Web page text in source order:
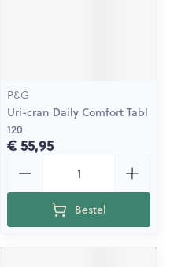
P&G
Uri-cran Daily Comfort Tabl
120
€ 55,95
Bestel